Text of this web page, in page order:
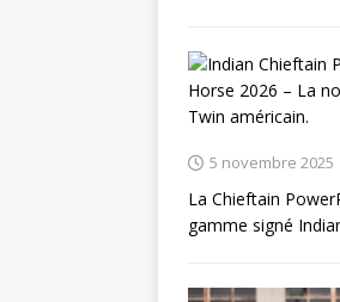
5 novembre 2025
La Chieftain
gamme signé